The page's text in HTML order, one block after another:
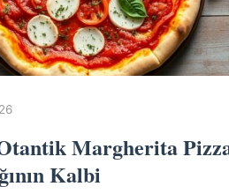
Margherita
Kalbi